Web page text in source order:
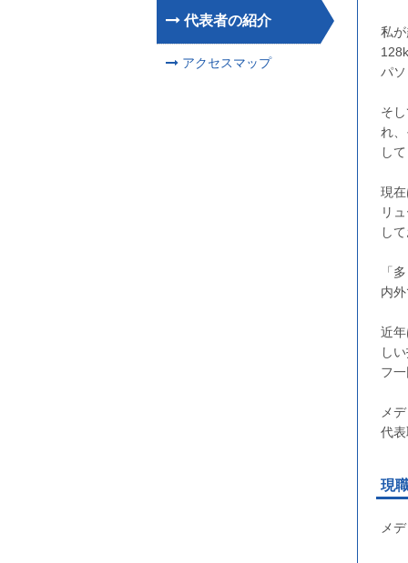
代表者の紹介
アクセスマップ
私
パ
そ
れ
し
現
リ
し
「
内
近
し
フ
メ
代
現
メ